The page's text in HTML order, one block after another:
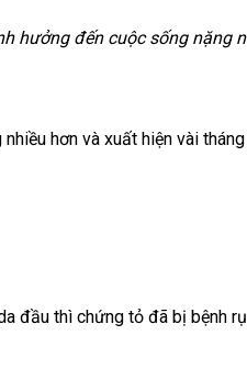
hưởng đến cuộc sống nặng
hơn và xuất hiện vài
đầu thì chứng tỏ đã bị bệnh